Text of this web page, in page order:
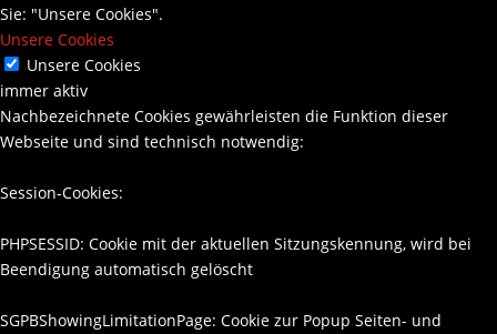
Sie: "Unsere Cookies".
Unsere Cookies
Unsere Cookies
immer aktiv
Nachbezeichnete Cookies gewährleisten die Funktion dieser
Webseite und sind technisch notwendig:
Session-Cookies:
PHPSESSID: Cookie mit der aktuellen Sitzungskennung, wird bei
Beendigung automatisch gelöscht
SGPBShowingLimitationPage: Cookie zur Popup Seiten- und